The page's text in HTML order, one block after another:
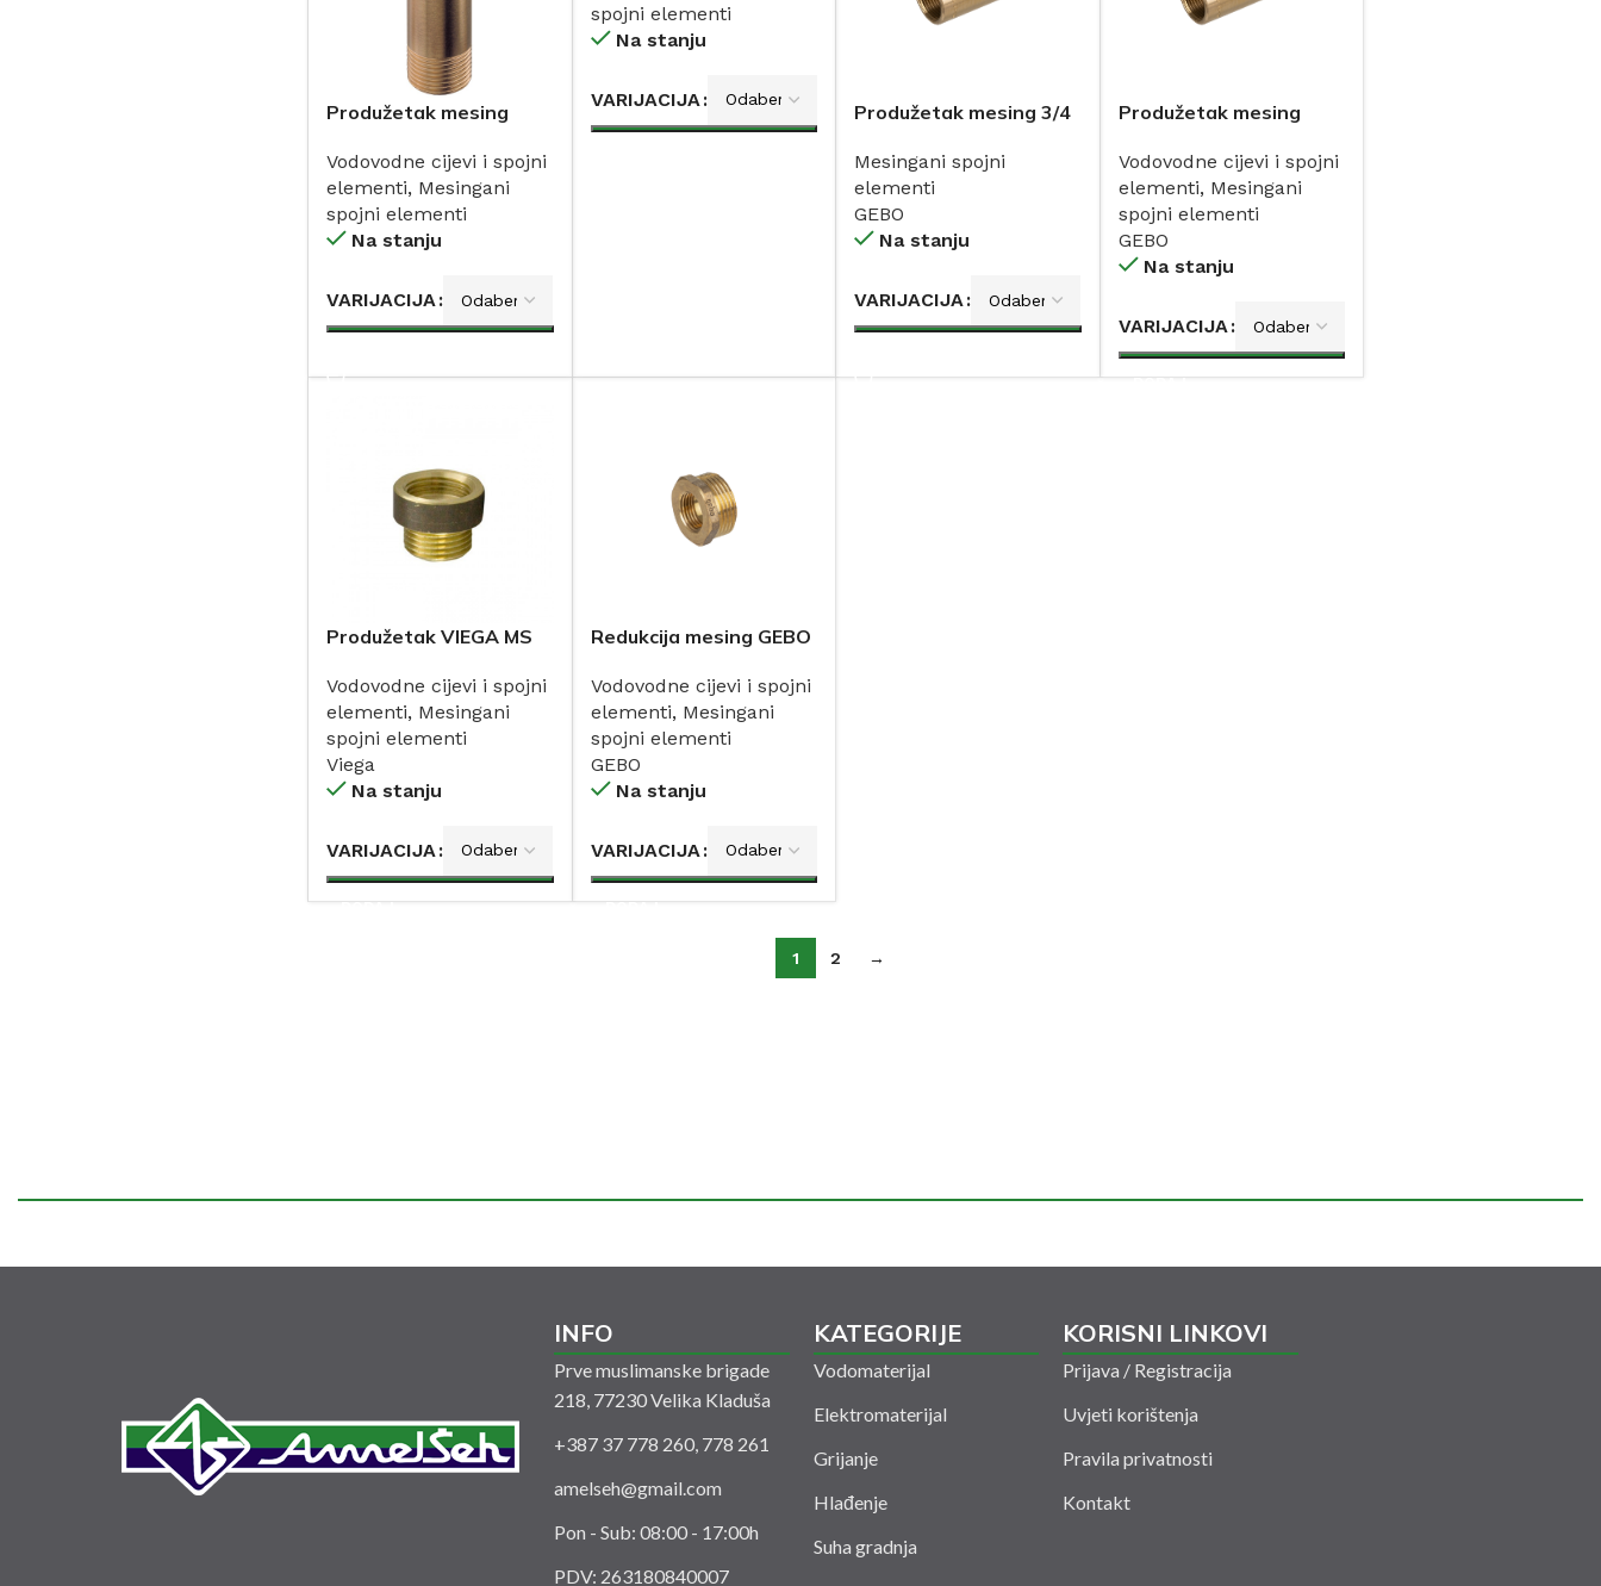
Produžetak mesing
Vodovodne cijevi i spojni
elementi, Mesingani
spojni elementi
Na stanju
VARIJACIJA
spojni elementi
Na stanju
VARIJACIJA
Produžetak mesing 3/4
Mesingani spojni
elementi
GEBO
Na stanju
VARIJACIJA
Produžetak mesing
Vodovodne cijevi i spojni
elementi, Mesingani
spojni elementi
GEBO
Na stanju
VARIJACIJA
DODAJ
Produžetak VIEGA MS
Vodovodne cijevi i spojni
elementi, Mesingani
spojni elementi
Viega
Na stanju
VARIJACIJA
DODAJ
Redukcija mesing GEBO
Vodovodne cijevi i spojni
elementi, Mesingani
spojni elementi
GEBO
Na stanju
VARIJACIJA
DODAJ
1 2 →
INFO
Prve muslimanske brigade
218, 77230 Velika Kladuša
+387 37 778 260, 778 261
amelseh@gmail.com
Pon - Sub: 08:00 - 17:00h
PDV: 263180840007
KATEGORIJE
Vodomaterijal
Elektromaterijal
Grijanje
Hlađenje
Suha gradnja
KORISNI LINKOVI
Prijava / Registracija
Uvjeti korištenja
Pravila privatnosti
Kontakt